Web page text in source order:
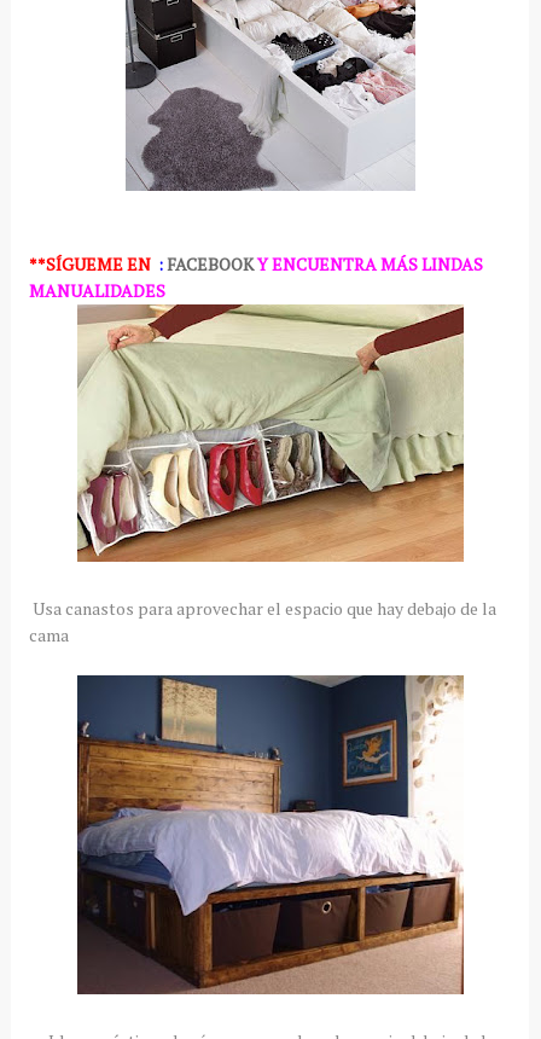
**SÍGUEMEEN :FACEBOOKY ENCUENTRA MÁS LINDAS
MANUALIDADES
Usa canastos para aprovechar el espacio que hay debajo de la
cama